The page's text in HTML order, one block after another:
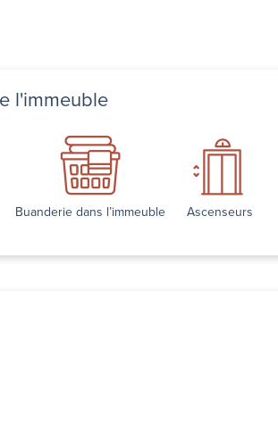
l'immeuble
Buanderie dans l’immeuble Ascenseurs